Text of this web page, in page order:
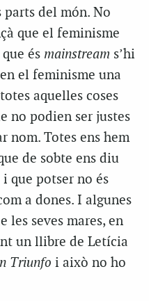
parts del món. No
que el feminisme
és mainstream s’hi
el feminisme una
aquelles coses
no podien ser justes
nom. Totes ens hem
de sobte ens diu
que potser no és
a dones. I algunes
les seves mares, en
un llibre de Letícia
Triunfo i això no ho